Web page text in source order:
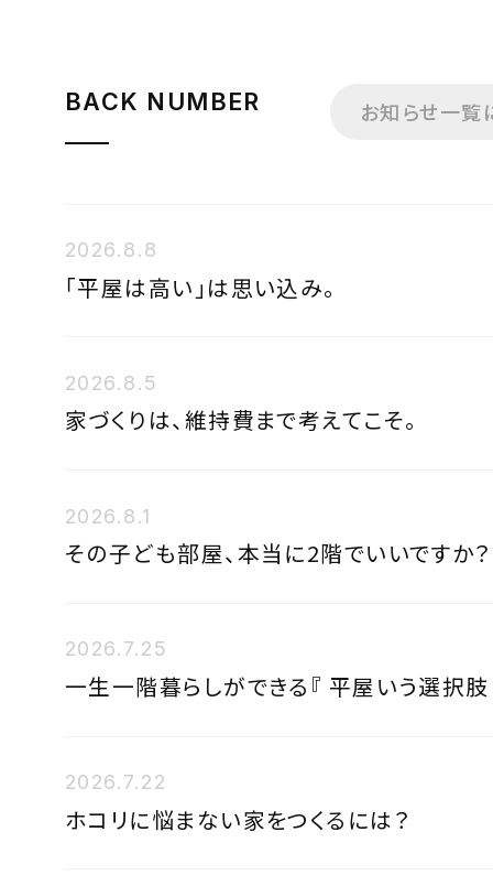
BACK NUMBER お知らせ一覧
2026.8.8
「平屋は高い」は思い込み。
2026.8.5
家づくりは、維持費まで考えてこそ。
2026.8.1
その子ども部屋、本当に2階でいいですか？
2026.7.25
一生一階暮らしができる『 平屋いう選択肢
2026.7.22
ホコリに悩まない家をつくるには？